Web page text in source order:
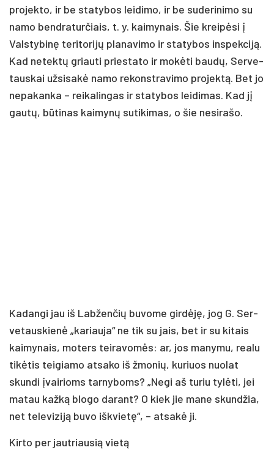
pro­jek­to, ir be sta­ty­bos lei­di­mo, ir be su­de­ri­ni­mo su
na­mo bend­ra­tur­čiais, t. y. kai­my­nais. Šie krei­pė­si į
Vals­ty­bi­nę te­ri­to­ri­jų pla­na­vi­mo ir sta­ty­bos ins­pek­ci­ją.
Kad ne­tek­tų griau­ti prie­sta­to ir mo­kė­ti bau­dų, Ser­ve­
taus­kai už­si­sa­kė na­mo re­konst­ra­vi­mo pro­jek­tą. Bet jo
ne­pa­kan­ka – rei­ka­lin­gas ir sta­ty­bos lei­di­mas. Kad jį
gau­tų, bū­ti­nas kai­my­nų su­ti­ki­mas, o šie ne­si­ra­šo.
Ka­dan­gi jau iš Lab­žen­čių bu­vo­me gir­dė­ję, jog G. Ser­
ve­taus­kie­nė „ka­riau­ja“ ne tik su jais, bet ir su ki­tais
kai­my­nais, mo­ters tei­ra­vo­mės: ar, jos ma­ny­mu, rea­lu
ti­kė­tis tei­gia­mo at­sa­ko iš žmo­nių, ku­riuos nuo­lat
skun­di įvai­rioms tar­ny­boms? „Ne­gi aš tu­riu ty­lė­ti, jei
ma­tau kaž­ką blo­go da­rant? O kiek jie ma­ne skun­džia,
net te­le­vi­zi­ją bu­vo iš­kvie­tę“, – at­sa­kė ji.
Kir­to per jaut­riau­sią vie­tą